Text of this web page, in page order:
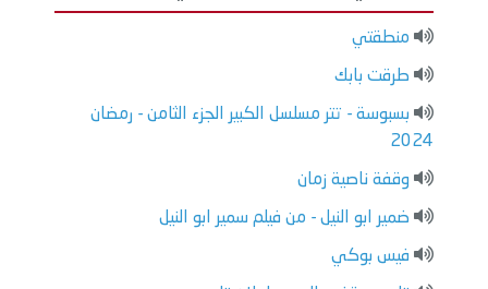
منطقتي
طرقت بابك
بسبوسة - تتر مسلسل الكبير الجزء الثامن - رمضان
2024
وقفة ناصية زمان
ضمير ابو النيل - من فيلم سمير ابو النيل
فيس بوكي